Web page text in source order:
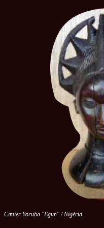
Cimier Yoruba "Egun" / Nigéria